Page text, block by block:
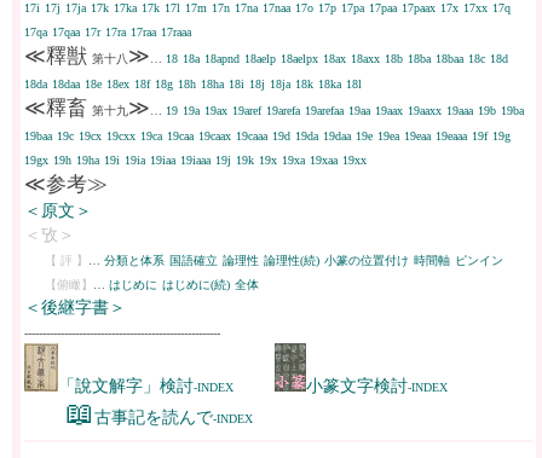
17i 17j 17ja 17k 17ka 17k 17l 17m 17n 17na 17naa 17o 17p 17pa 17paa 17paax 17x 17xx 17q
17qa 17qaa 17r 17ra 17raa 17raaa
≪釋獣 第十八 ≫ 18 18a 18apnd 18aelp 18aelpx 18ax 18axx 18b 18ba 18baa 18c 18d
18da 18daa 18e 18ex 18f 18g 18h 18ha 18i 18j 18ja 18k 18ka 18l
≪釋畜 第十九≫ 19 19a 19ax 19aref 19arefa 19arefaa 19aa 19aax 19aaxx 19aaa 19b 19ba
19baa 19c 19cx 19cxx 19ca 19caa 19caax 19caaa 19d 19da 19daa 19e 19ea 19eaa 19eaaa 19f 19g
19gx 19h 19ha 19i 19ia 19iaa 19iaaa 19j 19k 19x 19xa 19xaa 19xx
≪参考≫
＜原文＞
＜攷＞
【 評 】 分類と体系 国語確立 論理性 論理性(続) 小篆の位置付け 時間軸 ピンイン
【俯瞰】
はじめに はじめに(続) 全体
＜後継字書＞
------------------------------------------------------
「說文解字」検討-INDEX 小篆文字検討-INDEX
📖 古事記を読んで-INDEX